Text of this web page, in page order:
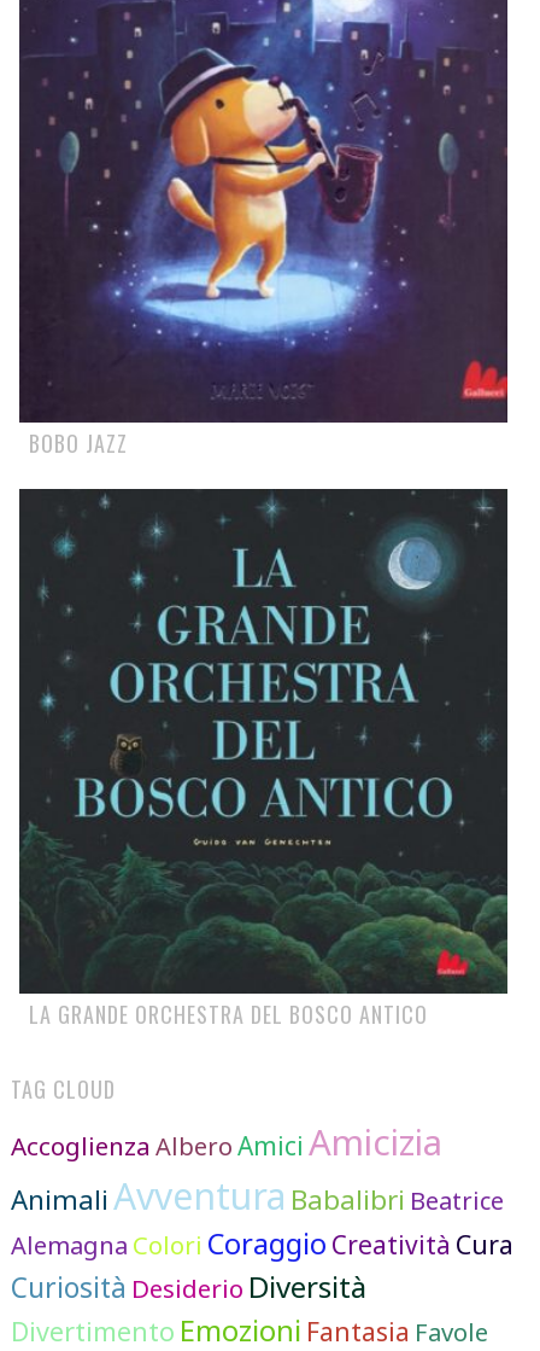
BOBO JAZZ
LA GRANDE ORCHESTRA DEL BOSCO ANTICO
TAG CLOUD
Accoglienza AlberoAmici Amicizia
Animali Avventura Babalibri Beatrice
Alemagna Colori Coraggio Creatività Cura
Curiosità Desiderio Diversità
Divertimento Emozioni Fantasia Favole